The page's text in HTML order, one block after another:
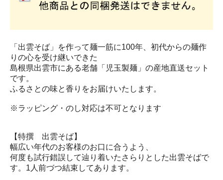
「出雲そば」を作って麺一筋に100年、初代からの麺作
りの心を受け継いできた
島根県出雲市にある老舗「児玉製麺」の産地直送セット
です。
ふるさとの味と香りをお届けいたします。
※ラッピング・のし対応は不可となります
【特撰 出雲そば】
幅広い年代のお客様のお口に合うよう、
何度も試行錯誤して辿り着いたさらりとした出雲そばで
す。1人前づつ結束してあります。